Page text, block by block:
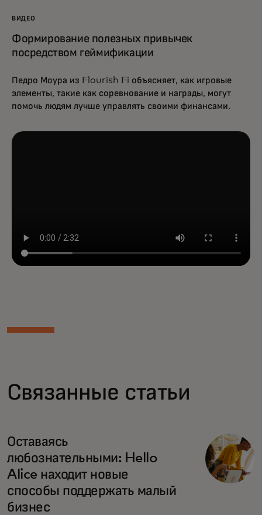
ВИДЕО
Формирование полезных привычек
посредством геймификации
Педро Моура из Flourish Fi объясняет, как игровые
элементы, такие как соревнование и награды, могут
помочь людям лучше управлять своими финансами.
Связанные статьи
Оставаясь
любознательными: Hello
Alice находит новые
способы поддержать малый
бизнес